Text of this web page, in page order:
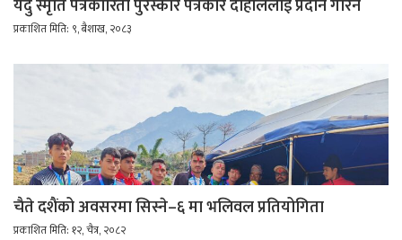
यदु स्मृति पत्रकारिता पुरस्कार पत्रकार दाहाललाई प्रदान गरिने
प्रकाशित मिति: ९, बैशाख, २०८३
चैते दशैंको अवसरमा सिस्ने–६ मा भलिवल प्रतियोगिता
प्रकाशित मिति: १२, चैत्र, २०८२